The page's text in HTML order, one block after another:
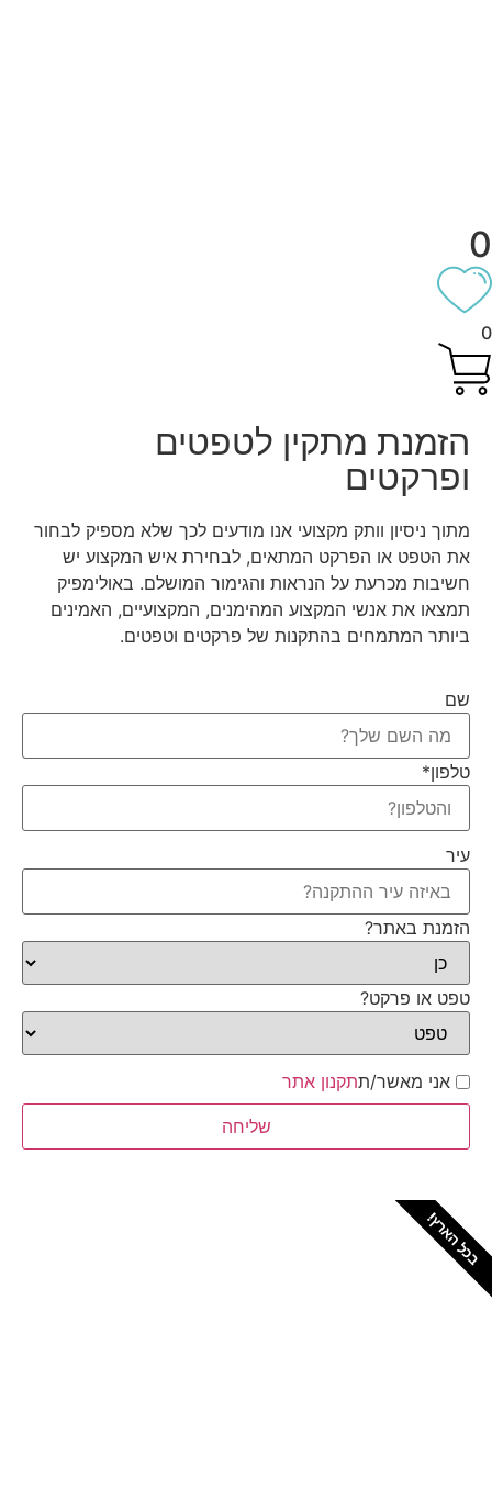
0
0
הזמנת מתקין לטפטים
ופרקטים
מתוך ניסיון וותק מקצועי אנו מודעים לכך שלא מספיק לבחור
את הטפט או הפרקט המתאים, לבחירת איש המקצוע יש
חשיבות מכרעת על הנראות והגימור המושלם. באולימפיק
תמצאו את אנשי המקצוע המהימנים, המקצועיים, האמינים
ביותר המתמחים בהתקנות של פרקטים וטפטים.
שם
טלפון*
עיר
הזמנת באתר?
טפט או פרקט?
אני מאשר/תתקנון אתר
שליחה
בכל הארץ!